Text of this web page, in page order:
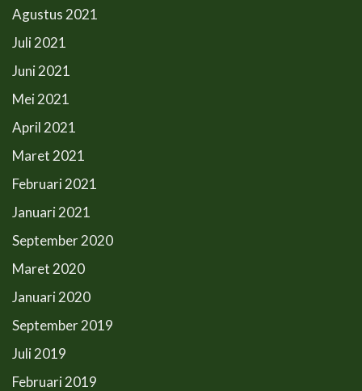
Agustus 2021
Juli 2021
Juni 2021
Mei 2021
April 2021
Maret 2021
Februari 2021
Januari 2021
September 2020
Maret 2020
Januari 2020
September 2019
Juli 2019
Februari 2019